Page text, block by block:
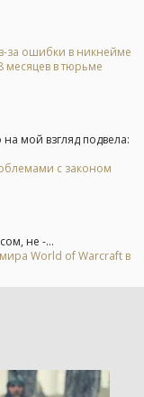
за ошибки в никнейме
месяцев в тюрьме
мой взгляд подвела:
с законом
не -...
World of Warcraft в